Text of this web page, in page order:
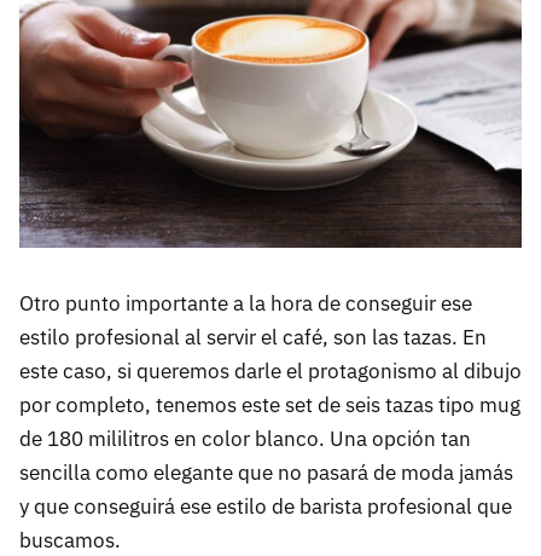
Otro punto importante a la hora de conseguir ese
estilo profesional al servir el café, son las tazas. En
este caso, si queremos darle el protagonismo al dibujo
por completo, tenemos este set de seis tazas tipo mug
de 180 mililitros en color blanco. Una opción tan
sencilla como elegante que no pasará de moda jamás
y que conseguirá ese estilo de barista profesional que
buscamos.